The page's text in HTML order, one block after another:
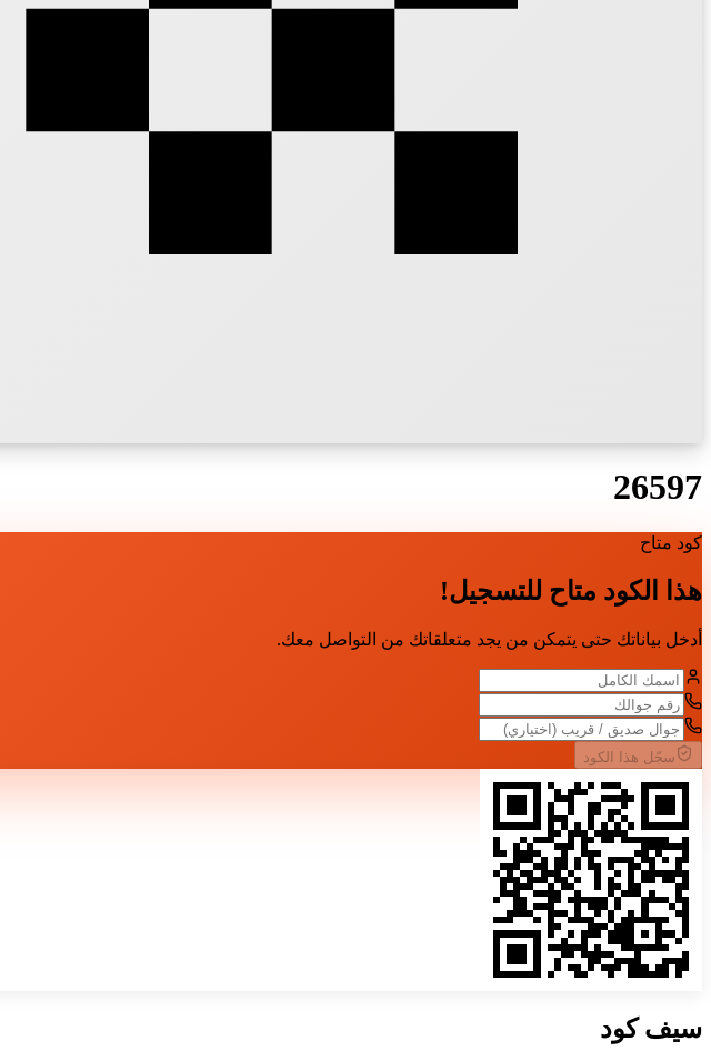
26597
كود متاح
هذا الكود متاح للتسجيل!
أدخل بياناتك حتى يتمكن من يجد متعلقاتك من التواصل معك.
سجّل هذا الكود
سيفكود